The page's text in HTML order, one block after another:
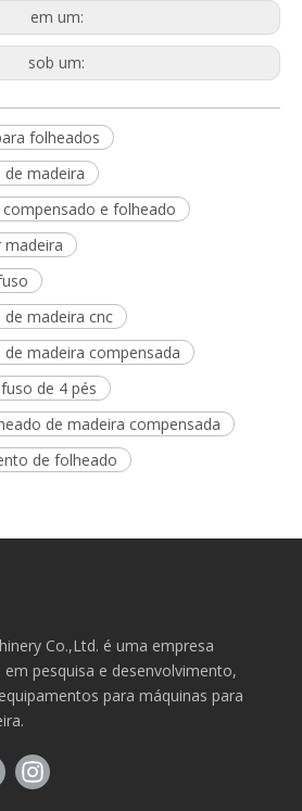
em um:
sob um:
folheados
madeira
e folheado
madeira
madeira cnc
madeira compensada
de 4 pés
de madeira compensada
de folheado
Co.,Ltd. é uma empresa
pesquisa e desenvolvimento,
para máquinas para